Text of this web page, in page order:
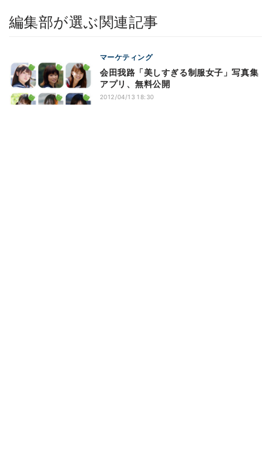
編集部が選ぶ関連記事
マーケティング
会田我路「美しすぎる制服女子」写真集
アプリ、無料公開
2012/04/13 18:30